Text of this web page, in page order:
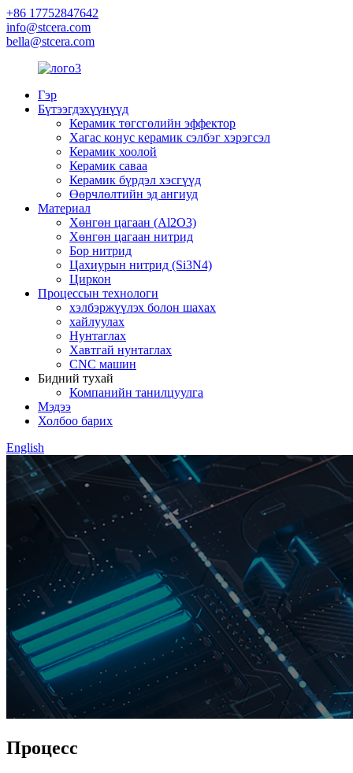
+86 17752847642
info@stcera.com
bella@stcera.com
Гэр
Бүтээгдэхүүнүүд
Керамик төгсгөлийн эффектор
Хагас конус керамик сэлбэг хэрэгсэл
Керамик хоолой
Керамик саваа
Керамик бүрдэл хэсгүүд
Өөрчлөлтийн эд ангиуд
Материал
Хөнгөн цагаан (Al2O3)
Хөнгөн цагаан нитрид
Бор нитрид
Цахиурын нитрид (Si3N4)
Циркон
Процессын технологи
хэлбэржүүлэх болон шахах
хайлуулах
Нунтаглах
Хавтгай нунтаглах
CNC машин
Бидний тухай
Компанийн танилцуулга
Мэдээ
Холбоо барих
English
Процесс